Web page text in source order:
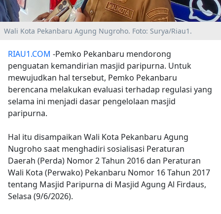
Wali Kota Pekanbaru Agung Nugroho. Foto: Surya/Riau1.
RIAU1.COM -Pemko Pekanbaru mendorong
penguatan kemandirian masjid paripurna. Untuk
mewujudkan hal tersebut, Pemko Pekanbaru
berencana melakukan evaluasi terhadap regulasi yang
selama ini menjadi dasar pengelolaan masjid
paripurna.
Hal itu disampaikan Wali Kota Pekanbaru Agung
Nugroho saat menghadiri sosialisasi Peraturan
Daerah (Perda) Nomor 2 Tahun 2016 dan Peraturan
Wali Kota (Perwako) Pekanbaru Nomor 16 Tahun 2017
tentang Masjid Paripurna di Masjid Agung Al Firdaus,
Selasa (9/6/2026).